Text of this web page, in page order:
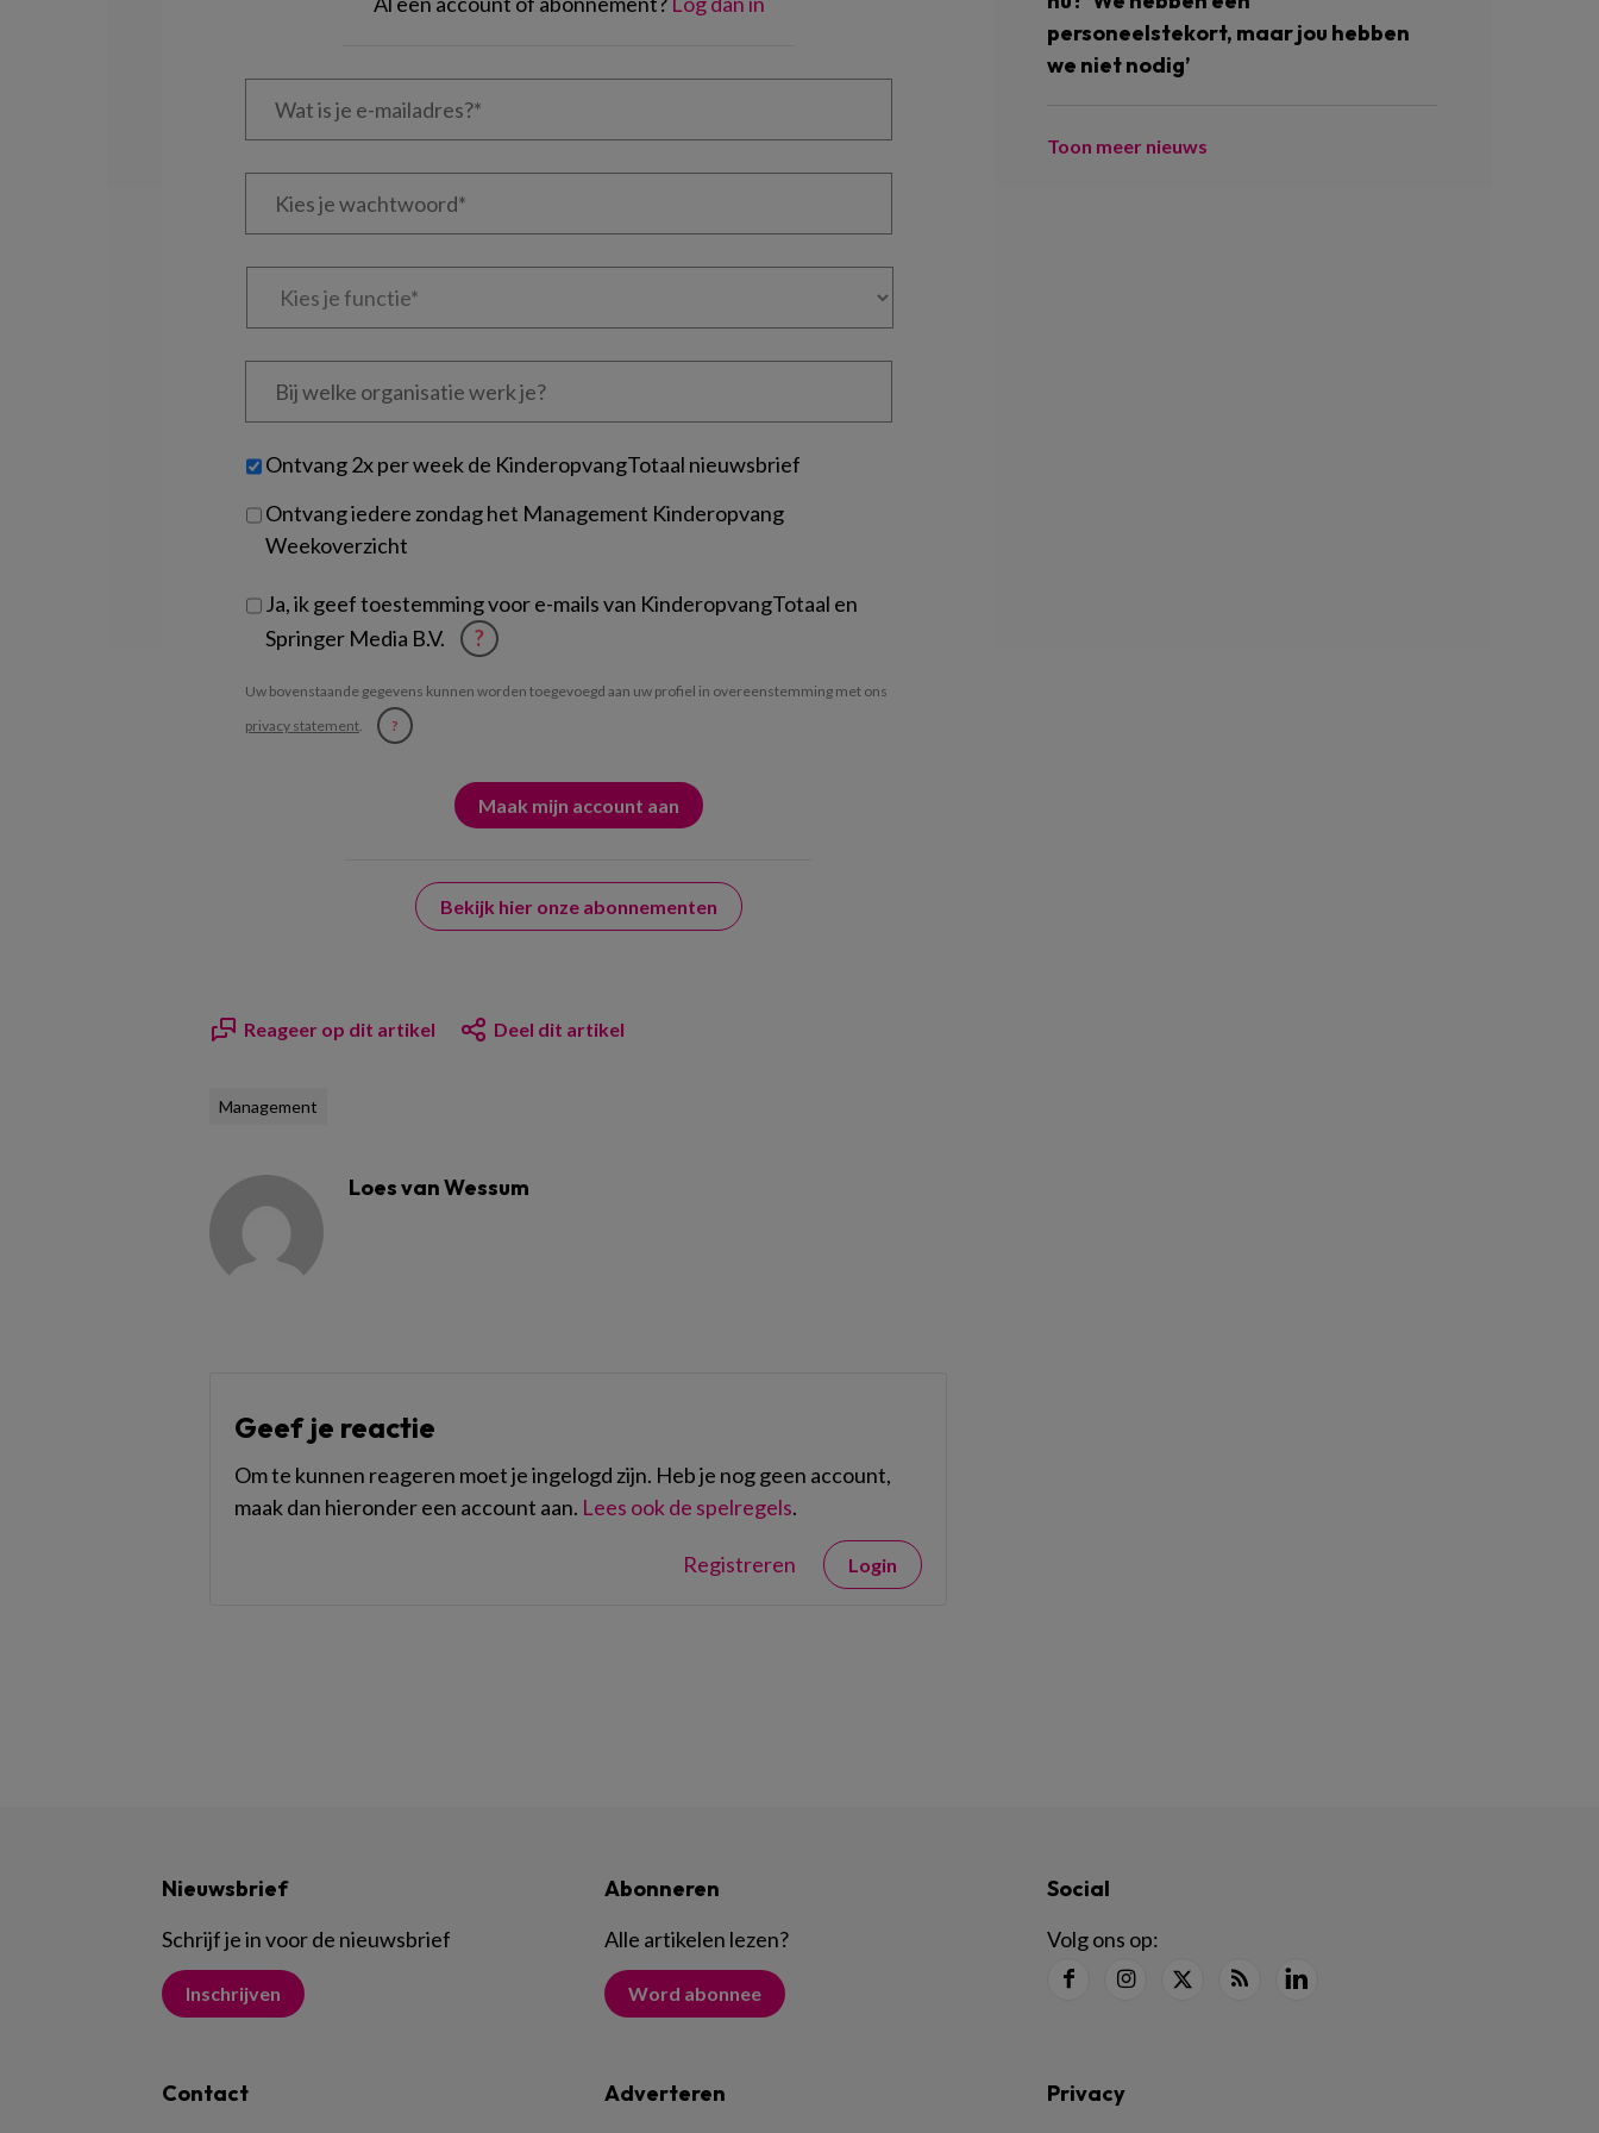
Wat
Kies
Kies
Bij
welke
je?
Untitled
Ontvang 2x per week de KinderopvangTotaal nieuwsbrief
Ontvang iedere zondag het Management Kinderopvang
Weekoverzicht
Ja, ik geef toestemming voor e-mails van KinderopvangTotaal en
Springer Media B.V.
?
Uw bovenstaande gegevens kunnen worden toegevoegd aan uw profiel in overeenstemming met ons
privacy statement. ?
Bekijk hier onze abonnementen
Reageer op dit artikel Deel dit artikel
Management
Loes van Wessum
Geef je reactie
Om te kunnen reageren moet je ingelogd zijn. Heb je nog geen account,
maak dan hieronder een account aan. Lees ook de spelregels.
Registreren Login
personeelstekort, maar jou hebben
we niet nodig’
Toon meer nieuws
Nieuwsbrief
Schrijf je in voor de nieuwsbrief
Inschrijven
Abonneren
Alle artikelen lezen?
Word abonnee
Social
Volg ons op:
Contact Adverteren Privacy